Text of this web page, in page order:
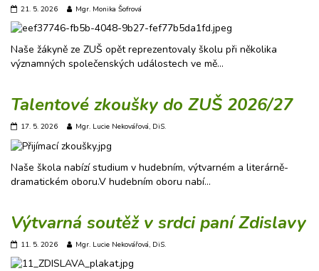
21. 5. 2026 Mgr. Monika Šofrová
Naše žákyně ze ZUŠ opět reprezentovaly školu při několika
významných společenských událostech ve mě…
Talentové zkoušky do ZUŠ 2026/27
17. 5. 2026 Mgr. Lucie Nekovářová, DiS.
Naše škola nabízí studium v hudebním, výtvarném a literárně-
dramatickém oboru.V hudebním oboru nabí…
Výtvarná soutěž v srdci paní Zdislavy
11. 5. 2026 Mgr. Lucie Nekovářová, DiS.